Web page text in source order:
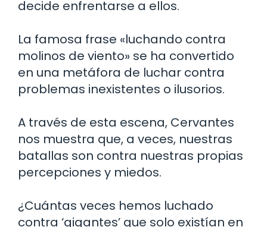
decide enfrentarse a ellos.
La famosa frase «luchando contra
molinos de viento» se ha convertido
en una metáfora de luchar contra
problemas inexistentes o ilusorios.
A través de esta escena, Cervantes
nos muestra que, a veces, nuestras
batallas son contra nuestras propias
percepciones y miedos.
¿Cuántas veces hemos luchado
contra ‘gigantes’ que solo existían en